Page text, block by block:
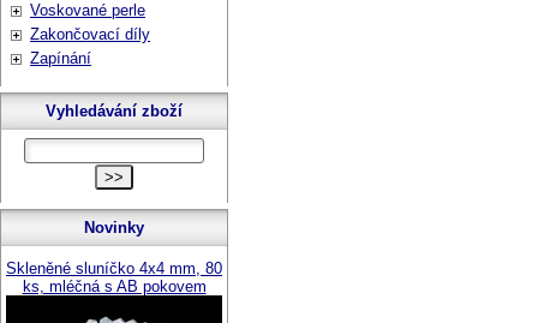
Voskované perle
Zakončovací díly
Zapínání
Vyhledávání zboží
Novinky
Skleněné sluníčko 4x4 mm, 80
ks, mléčná s AB pokovem